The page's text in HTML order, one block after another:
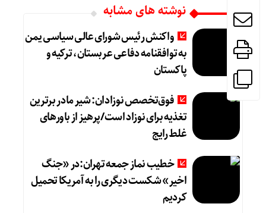
نوشته های مشابه
واکنش رئیس شورای عالی سیاسی یمن
به توافقنامه دفاعی عربستان، ترکیه و
پاکستان
فوق‌تخصص نوزادان: شیر مادر برترین
تغذیه برای نوزاد است/پرهیز از باورهای
غلط رایج
خطیب نماز جمعه تهران:در «جنگ
اخیر» شکست دیگری را به آمریکا تحمیل
کردیم